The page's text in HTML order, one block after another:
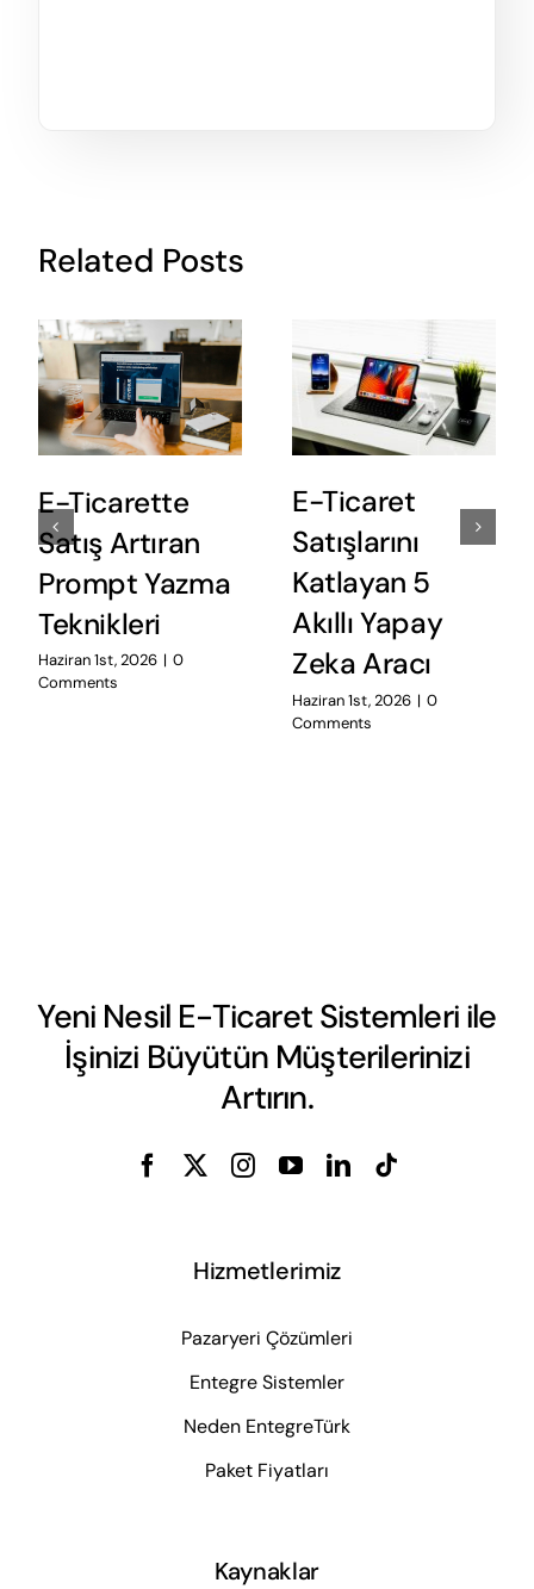
Related Posts
E-Ticarette
Satış Artıran
Prompt Yazma
Teknikleri
Haziran 1st, 2026 | 0
Comments
E-Ticaret
Satışlarını
Katlayan 5
Akıllı Yapay
Zeka Aracı
Haziran 1st, 2026 | 0
Comments
Yeni Nesil E-Ticaret Sistemleri ile
İşinizi Büyütün Müşterilerinizi
Artırın.
Hizmetlerimiz
Pazaryeri Çözümleri
Entegre Sistemler
Neden EntegreTürk
Paket Fiyatları
Kaynaklar